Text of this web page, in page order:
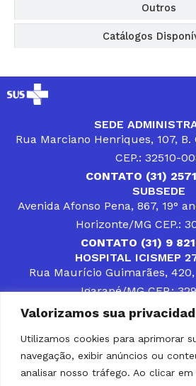
Valorizamos sua
Utilizamos cookies para aprimorar
navegação, exibir anúncios ou
analisar nosso tráfego. Ao clicar em
Outros
Catálogos
SEDE
Rua Marciano Henriques, 107,
CEP.: 32510-
CONTATO (31)
SUBSEDE
Avenida Afonso Pena, 867, 19°
Horizonte/MG CEP.:
CONTATO (31) 9
HOSPITAL ICISMEP
Rua Maurício Guimarães,
Igarapé/MG CEP.:
CONTATOS (31) 3512-4400
DESENVOLVER SOLUÇÕES,
PÚBLICOS QUE
POPULAÇÃO DA REGIÃO EM
PARCEIRO DOS MUNICÍPIOS
SOLUÇÃO DE DIFICULDADES
GESTORES MUNICIPAIS, É O